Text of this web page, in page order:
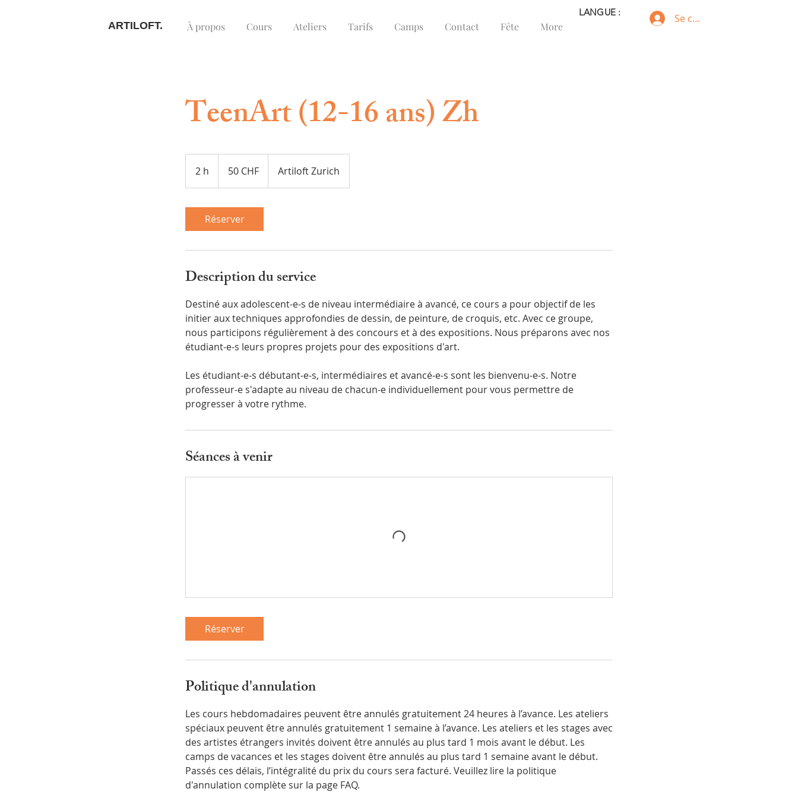
ARTILOFT. À propos Cours Ateliers Tarifs Camps Contact Fête More
LANGUE : Se connecter
TeenArt (12-16 ans) Zh
2 h
h
suisses
50 CHF Artiloft Zurich
Réserver
Description du service
Destiné aux adolescent-e-s de niveau intermédiaire à avancé, ce cours a pour objectif de les
initier aux techniques approfondies de dessin, de peinture, de croquis, etc. Avec ce groupe,
nous participons régulièrement à des concours et à des expositions. Nous préparons avec nos
étudiant-e-s leurs propres projets pour des expositions d'art.
Les étudiant-e-s débutant-e-s, intermédiaires et avancé-e-s sont les bienvenu-e-s. Notre
professeur-e s'adapte au niveau de chacun-e individuellement pour vous permettre de
progresser à votre rythme.
Séances à venir
Réserver
Politique d'annulation
Les cours hebdomadaires peuvent être annulés gratuitement 24 heures à l’avance. Les ateliers
spéciaux peuvent être annulés gratuitement 1 semaine à l’avance. Les ateliers et les stages avec
des artistes étrangers invités doivent être annulés au plus tard 1 mois avant le début. Les
camps de vacances et les stages doivent être annulés au plus tard 1 semaine avant le début.
Passés ces délais, l’intégralité du prix du cours sera facturé. Veuillez lire la politique